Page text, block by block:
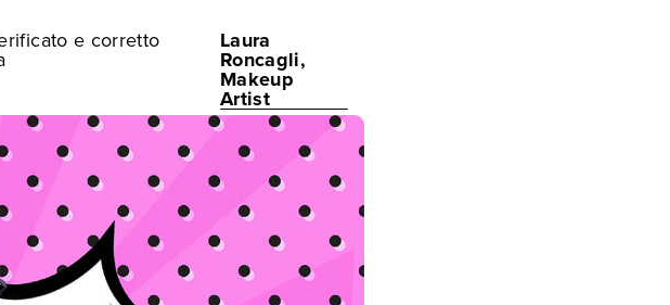
e corretto Laura
Roncagli,
Makeup
Artist